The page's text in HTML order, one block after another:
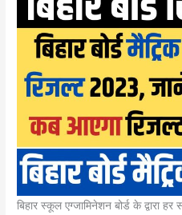
बिहार स्कूल एग्जामिनेशन बोर्ड के द्वारा हर